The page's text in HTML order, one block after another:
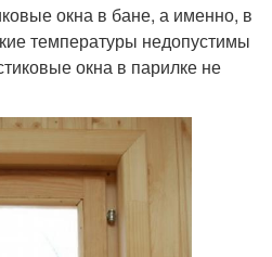
окна в бане, а именно, в
температуры недопустимы
окна в парилке не